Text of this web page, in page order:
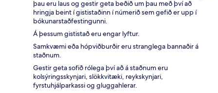
þau eru laus og gestir geta beðið um þau með því að
hringja beint í gististaðinn í númerið sem gefið er upp í
bókunarstaðfestingunni.
Á þessum gististað eru engar lyftur.
Samkvæmi eða hópviðburðir eru stranglega bannaðir á
staðnum.
Gestir geta sofið rólega því að á staðnum eru
kolsýringsskynjari, slökkvitæki, reykskynjari,
fyrstuhjálparkassi og gluggahlerar.